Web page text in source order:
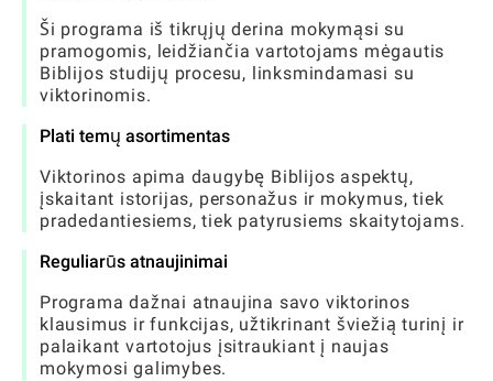
Ši programa iš tikrųjų derina mokymąsi su
pramogomis, leidžiančia vartotojams mėgautis
Biblijos studijų procesu, linksmindamasi su
viktorinomis.
Plati temų asortimentas
Viktorinos apima daugybę Biblijos aspektų,
įskaitant istorijas, personažus ir mokymus, tiek
pradedantiesiems, tiek patyrusiems skaitytojams.
Reguliarūs atnaujinimai
Programa dažnai atnaujina savo viktorinos
klausimus ir funkcijas, užtikrinant šviežią turinį ir
palaikant vartotojus įsitraukiant į naujas
mokymosi galimybes.